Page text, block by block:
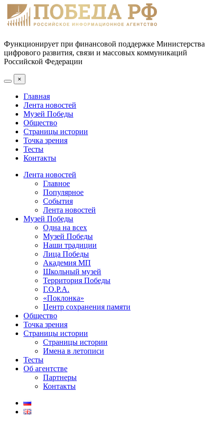
Функционирует при финансовой поддержке Министерства
цифрового развития, связи и массовых коммуникаций
Российской Федерации
×
Главная
Лента новостей
Музей Победы
Общество
Страницы истории
Точка зрения
Тесты
Контакты
Лента новостей
Главное
Популярное
События
Лента новостей
Музей Победы
Одна на всех
Музей Победы
Наши традиции
Лица Победы
Академия МП
Школьный музей
Территория Победы
Г.О.Р.А.
«Поклонка»
Центр сохранения памяти
Общество
Точка зрения
Страницы истории
Страницы истории
Имена в летописи
Тесты
Об агентстве
Партнеры
Контакты